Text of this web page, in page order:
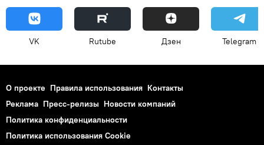
VK Rutube Дзен Telegram
О проекте Правила использования Контакты
Реклама Пресс-релизы Новости компаний
Политика конфиденциальности
Политика использования Cookie